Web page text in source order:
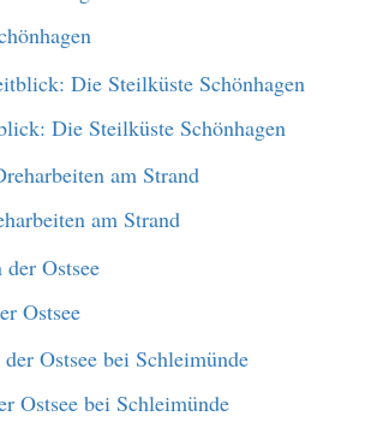
Die Steilküste Schönhagen
am Strand
Ostsee
Ostsee bei Schleimünde